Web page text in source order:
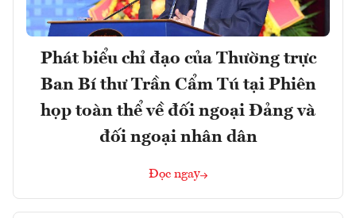
Phát biểu chỉ đạo của Thường trực
Ban Bí thư Trần Cẩm Tú tại Phiên
họp toàn thể về đối ngoại Đảng và
đối ngoại nhân dân
Đọc ngay